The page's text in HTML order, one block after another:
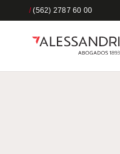
/(562) 2787 60 00